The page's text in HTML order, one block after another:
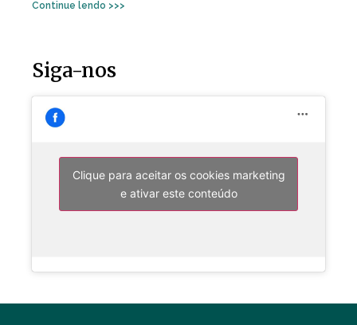
Continue lendo >>>
Siga-nos
Clique para aceitar os cookies marketing
e ativar este conteúdo